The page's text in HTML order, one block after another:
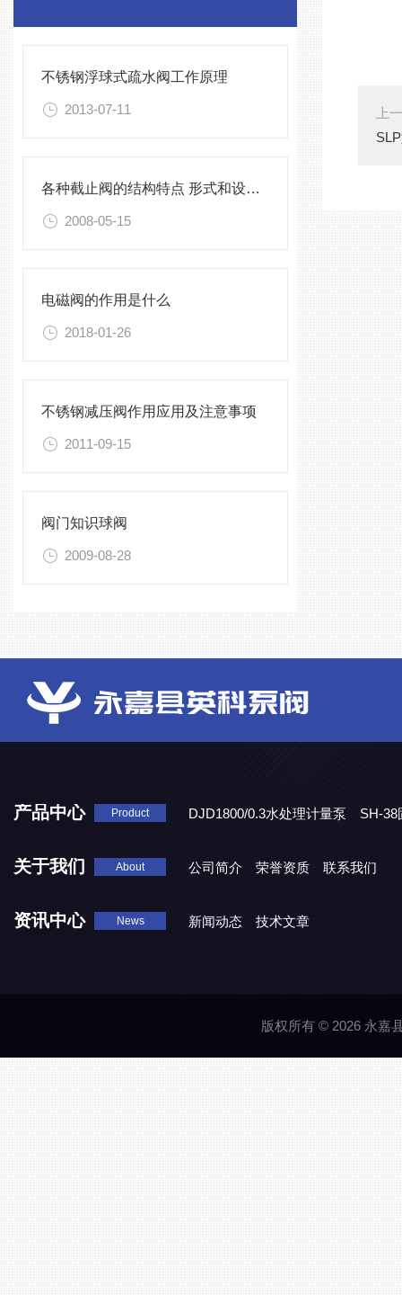
不锈钢浮球式疏水阀工作原理
2013-07-11
各种截止阀的结构特点 形式和设计标准
2008-05-15
电磁阀的作用是什么
2018-01-26
不锈钢减压阀作用应用及注意事项
2011-09-15
阀门知识球阀
2009-08-28
上
产品中心 Product DJD1800/0.3水处理计量泵
SH-38
关于我们 About 公司简介 荣誉资质 联系我们
资讯中心 News 新闻动态 技术文章
版权所有 © 2026 永嘉